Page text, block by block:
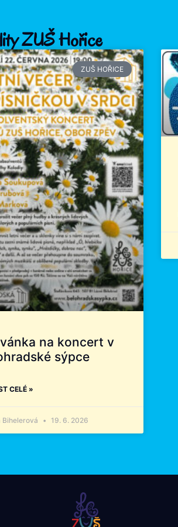
ZUŠ Hořice
ZUŠ HOŘICE
na koncert v
sýpce
CELÉ »
Bihelerová 19. 6. 2026